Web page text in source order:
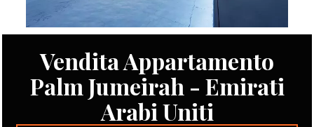
Vendita Appartamento
Palm Jumeirah - Emirati
Arabi Uniti